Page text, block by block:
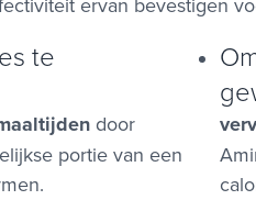
te
door
portie van een